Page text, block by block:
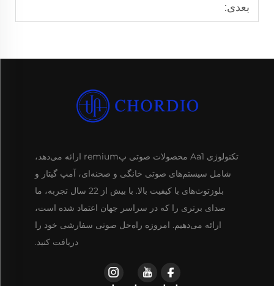
بعدی:
تکنولوژی Aa1 محصولات صوتی پremium ارائه می‌دهد،
شامل سیستم‌های صوتی خانگی و صحنه‌ای، آمپ گیتار و
بلوزتوث‌های با کیفیت بالا. با بیش از 22 سال تجربه، ما
صدای برتری را که در سراسر جهان اعتماد شده است،
ارائه می‌دهیم. امروزه راه‌حل صوتی سفارشی خود را
دریافت کنید.